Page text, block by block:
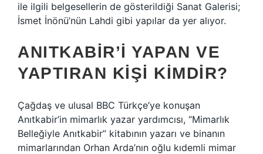
ile ilgili belgesellerin de gösterildiği Sanat Galerisi;
İsmet İnönü’nün Lahdi gibi yapılar da yer alıyor.
ANITKABIR’I YAPAN VE
YAPTIRAN KIŞI KIMDIR?
Çağdaş ve ulusal BBC Türkçe’ye konuşan
Anıtkabir’in mimarlık yazar yardımcısı, “Mimarlık
Belleğiyle Anıtkabir” kitabının yazarı ve binanın
mimarlarından Orhan Arda’nın oğlu kıdemli mimar